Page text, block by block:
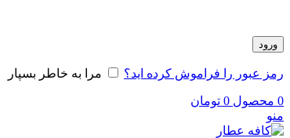
ورود
رمز عبور را فراموش کرده اید؟ مرا به خاطر بسپار
0 محصول 0 تومان
منو